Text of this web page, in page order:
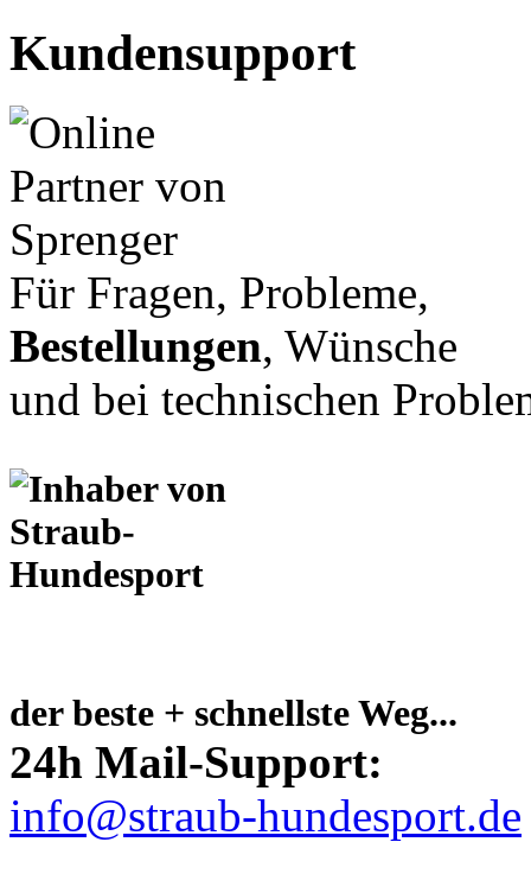
Kundensupport
Für Fragen, Probleme,
Bestellungen, Wünsche
und bei technischen
der beste + schnellste Weg...
24h Mail-Support:
info@straub-hundesport.de